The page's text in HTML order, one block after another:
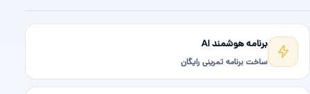
برنامه هوشمند AI
ساخت برنامه تمرینی رایگان